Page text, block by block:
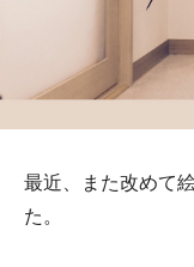
最近、また改めて
た。